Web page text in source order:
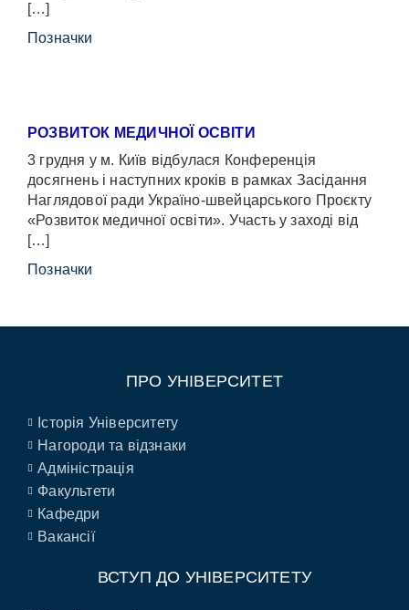
[…]
Позначки
РОЗВИТОК МЕДИЧНОЇ ОСВІТИ
3 грудня у м. Київ відбулася Конференція
досягнень і наступних кроків в рамках Засідання
Наглядової ради Україно-швейцарського Проєкту
«Розвиток медичної освіти». Участь у заході від
[…]
Позначки
ПРО УНІВЕРСИТЕТ
Історія Університету
Нагороди та відзнаки
Адміністрація
Факультети
Кафедри
Вакансії
ВСТУП ДО УНІВЕРСИТЕТУ